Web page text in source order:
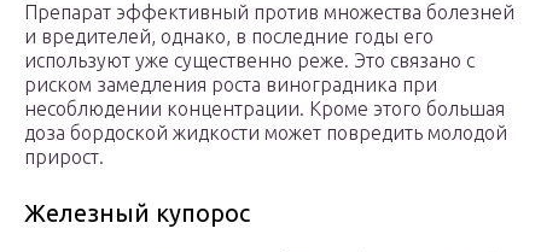
Препарат эффективный против множества болезней
и вредителей, однако, в последние годы его
используют уже существенно реже. Это связано с
риском замедления роста виноградника при
несоблюдении концентрации. Кроме этого большая
доза бордоской жидкости может повредить молодой
прирост.
Железный купорос